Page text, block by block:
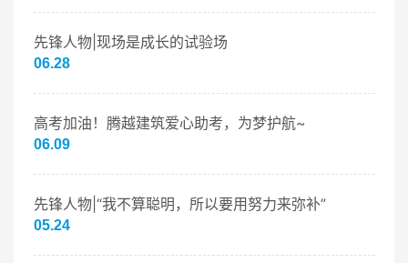
先锋人物|现场是成长的试验场
06.28
高考加油！腾越建筑爱心助考，为梦护航~
06.09
先锋人物|“我不算聪明，所以要用努力来弥补”
05.24